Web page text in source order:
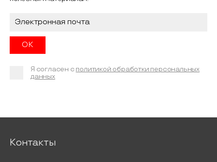
Я согласен с политикой обработки персональных
данных
Контакты